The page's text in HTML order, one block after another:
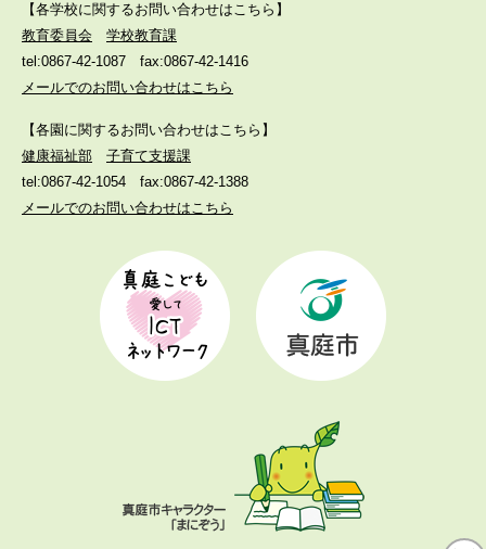
【各学校に関するお問い合わせはこちら】
教育委員会
学校教育課
tel:0867-42-1087
fax:0867-42-1416
メールでのお問い合わせはこちら
【各園に関するお問い合わせはこちら】
健康福祉部
子育て支援課
tel:0867-42-1054
fax:0867-42-1388
メールでのお問い合わせはこちら